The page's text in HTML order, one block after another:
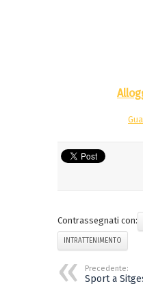
Contrassegnati con:
INTRATTENIMENTO
Precedente:
Sport a